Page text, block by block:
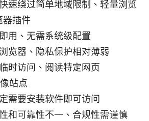
速绕过简单地域限制、轻量浏览
器插件
用、无需系统级配置
览器、隐私保护相对薄弱
时访问、阅读特定网页
站点
需要安装软件即可访问
和可靠性不一、合规性需谨慎